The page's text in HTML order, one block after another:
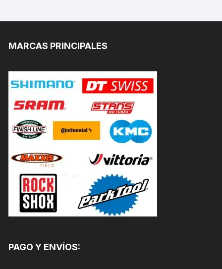
MARCAS PRINCIPALES
PAGO Y ENVÍOS: